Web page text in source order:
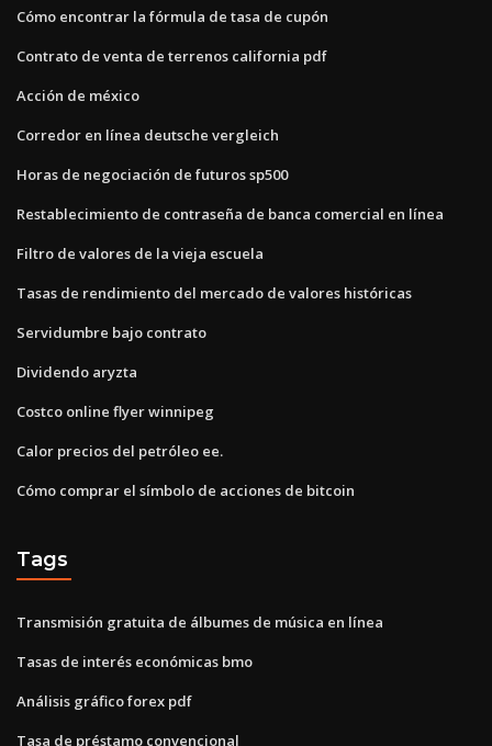
Cómo encontrar la fórmula de tasa de cupón
Contrato de venta de terrenos california pdf
Acción de méxico
Corredor en línea deutsche vergleich
Horas de negociación de futuros sp500
Restablecimiento de contraseña de banca comercial en línea
Filtro de valores de la vieja escuela
Tasas de rendimiento del mercado de valores históricas
Servidumbre bajo contrato
Dividendo aryzta
Costco online flyer winnipeg
Calor precios del petróleo ee.
Cómo comprar el símbolo de acciones de bitcoin
Tags
Transmisión gratuita de álbumes de música en línea
Tasas de interés económicas bmo
Análisis gráfico forex pdf
Tasa de préstamo convencional